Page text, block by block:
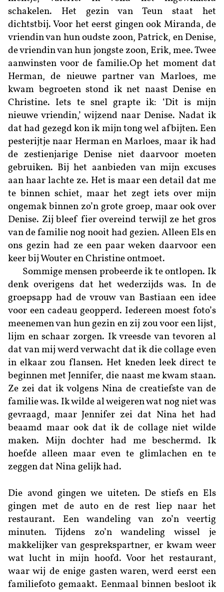
schakelen. Het gezin van Teun staat het
dichtstbij. Voor het eerst gingen ook Miranda, de
vriendin van hun oudste zoon, Patrick, en Denise,
de vriendin van hun jongste zoon, Erik, mee. Twee
aanwinsten voor de familie.Op het moment dat
Herman, de nieuwe partner van Marloes, me
kwam begroeten stond ik net naast Denise en
Christine. Iets te snel grapte ik: ‘Dit is mijn
nieuwe vriendin,’ wijzend naar Denise. Nadat ik
dat had gezegd kon ik mijn tong wel afbijten. Een
pesterijtje naar Herman en Marloes, maar ik had
de zestienjarige Denise niet daarvoor moeten
gebruiken. Bij het aanbieden van mijn excuses
aan haar lachte ze. Het is maar een detail dat me
te binnen schiet, maar het zegt iets over mijn
ongemak binnen zo’n grote groep, maar ook over
Denise. Zij bleef fier overeind terwijl ze het gros
van de familie nog nooit had gezien. Alleen Els en
ons gezin had ze een paar weken daarvoor een
keer bij Wouter en Christine ontmoet.
Sommige mensen probeerde ik te ontlopen. Ik
denk overigens dat het wederzijds was. In de
groepsapp had de vrouw van Bastiaan een idee
voor een cadeau geopperd. Iedereen moest foto’s
meenemen van hun gezin en zij zou voor een lijst,
lijm en schaar zorgen. Ik vreesde van tevoren al
dat van mij werd verwacht dat ik die collage even
in elkaar zou flansen. Het kneden leek direct te
beginnen met Jennifer, die naast me kwam staan.
Ze zei dat ik volgens Nina de creatiefste van de
familie was. Ik wilde al weigeren wat nog niet was
gevraagd, maar Jennifer zei dat Nina het had
beaamd maar ook dat ik de collage niet wilde
maken. Mijn dochter had me beschermd. Ik
hoefde alleen maar even te glimlachen en te
zeggen dat Nina gelijk had.
Die avond gingen we uiteten. De stiefs en Els
gingen met de auto en de rest liep naar het
restaurant. Een wandeling van zo’n veertig
minuten. Tijdens zo’n wandeling wissel je
makkelijker van gesprekspartner, er kwam weer
wat lucht in mijn hoofd. Voor het restaurant,
waar wij de enige gasten waren, werd eerst een
familiefoto gemaakt. Eenmaal binnen besloot ik